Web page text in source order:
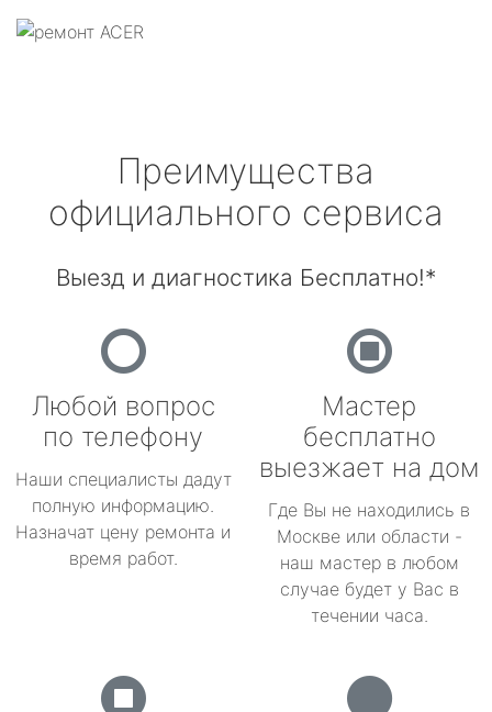
Преимущества
официального сервиса
Выезд и диагностика Бесплатно!*
Любой вопрос
по телефону
Наши специалисты дадут
полную информацию.
Назначат цену ремонта и
время работ.
Мастер
бесплатно
выезжает на дом
Где Вы не находились в
Москве или области -
наш мастер в любом
случае будет у Вас в
течении часа.